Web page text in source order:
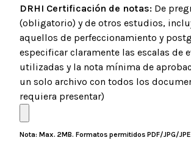
DRHI Certificación de notas: De
(obligatorio) y de otros estudios,
aquellos de perfeccionamiento y
especificar claramente las escalas de
utilizadas y la nota mínima de
un solo archivo con todos los
requiera presentar)
Nota: Max. 2MB. Formatos permitidos PDF/JPG/